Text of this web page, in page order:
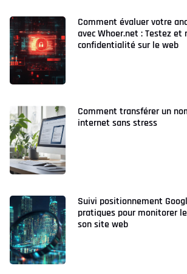
Comment évaluer votre
avec Whoer.net : Testez et
confidentialité sur le web
Comment transférer un
internet sans stress
Suivi positionnement
pratiques pour monitorer
son site web